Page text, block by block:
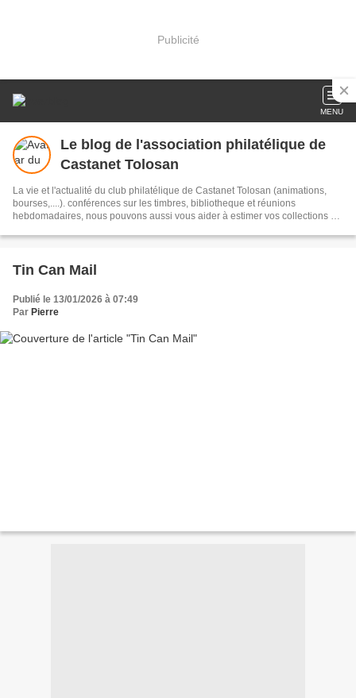
Publicité
MENU
Le blog de l'association philatélique de
Castanet Tolosan
La vie et l'actualité du club philatélique de Castanet Tolosan (animations,
bourses,....). conférences sur les timbres, bibliotheque et réunions
hebdomadaires, nous pouvons aussi vous aider à estimer vos collections et
Tin Can Mail
Publié le 13/01/2026 à 07:49
Par Pierre